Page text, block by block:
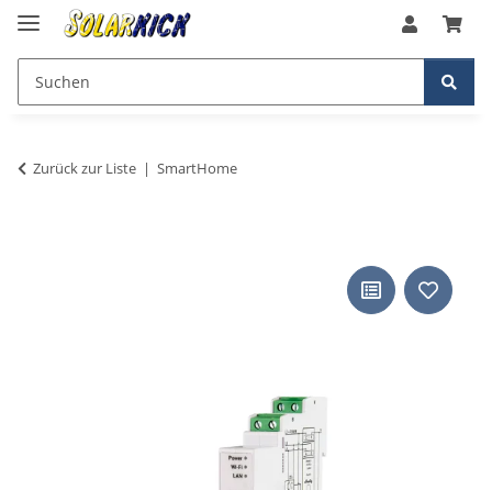
Zurück zur Liste SmartHome